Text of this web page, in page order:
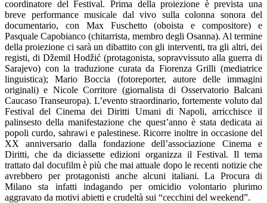
coordinatore del Festival. Prima della proiezione è prevista una
breve performance musicale dal vivo sulla colonna sonora del
documentario, con Max Fuschetto (oboista e compositore) e
Pasquale Capobianco (chitarrista, membro degli Osanna). Al termine
della proiezione ci sarà un dibattito con gli interventi, tra gli altri, dei
registi, di Džemil Hodžić (protagonista, sopravvissuto alla guerra di
Sarajevo) con la traduzione curata da Fiorenza Grilli (mediatrice
linguistica); Mario Boccia (fotoreporter, autore delle immagini
originali) e Nicole Corritore (giornalista di Osservatorio Balcani
Caucaso Transeuropa). L’evento straordinario, fortemente voluto dal
Festival del Cinema dei Diritti Umani di Napoli, arricchisce il
palinsesto della manifestazione che quest’anno è stata dedicata ai
popoli curdo, sahrawi e palestinese. Ricorre inoltre in occasione del
XX anniversario dalla fondazione dell’associazione Cinema e
Diritti, che da diciassette edizioni organizza il Festival. Il tema
trattato dal docufilm è più che mai attuale dopo le recenti notizie che
avrebbero per protagonisti anche alcuni italiani. La Procura di
Milano sta infatti indagando per omicidio volontario plurimo
aggravato da motivi abietti e crudeltà sui “cecchini del weekend”.